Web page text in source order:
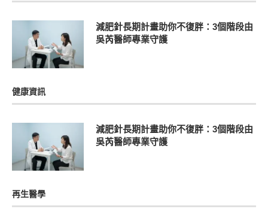
減肥針長期計畫助你不復胖：3個階段由
吳芮醫師專業守護
健康資訊
減肥針長期計畫助你不復胖：3個階段由
吳芮醫師專業守護
再生醫學